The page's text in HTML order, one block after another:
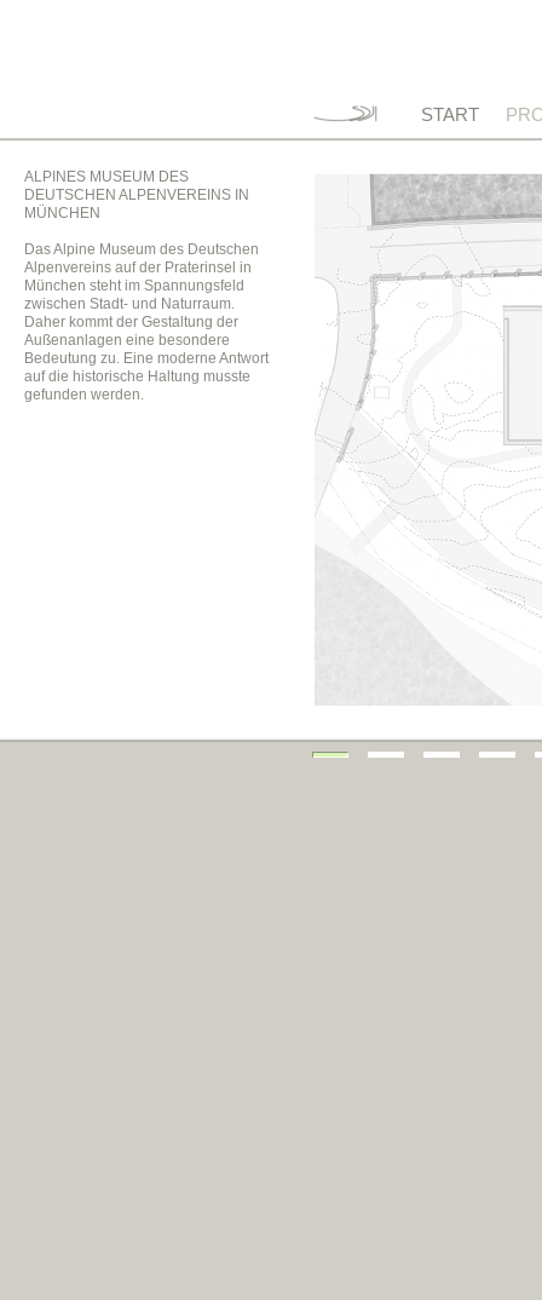
START
ALPINES MUSEUM DES
DEUTSCHEN ALPENVEREINS IN
MÜNCHEN
Das Alpine Museum des Deutschen
Alpenvereins auf der Praterinsel in
München steht im Spannungsfeld
zwischen Stadt- und Naturraum.
Daher kommt der Gestaltung der
Außenanlagen eine besondere
Bedeutung zu. Eine moderne Antwort
auf die historische Haltung musste
gefunden werden.